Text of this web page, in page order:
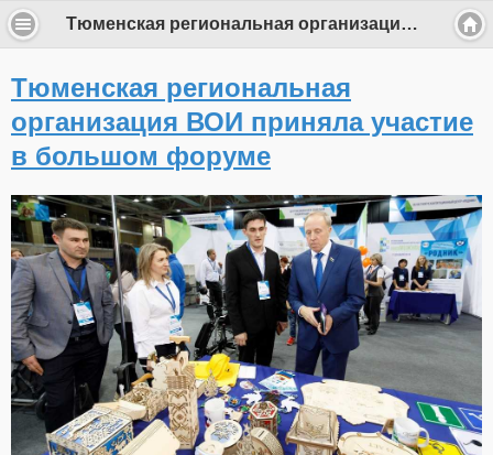
Тюменская региональная организация ВОИ приняла участие в большом форуме
Тюменская региональная
организация ВОИ приняла участие
в большом форуме